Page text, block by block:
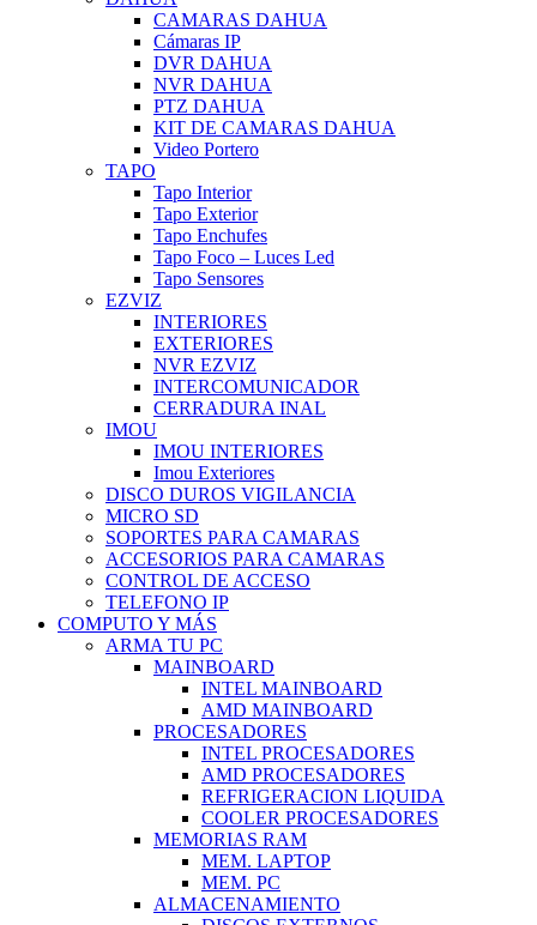
CAMARAS DAHUA
Cámaras IP
DVR DAHUA
NVR DAHUA
PTZ DAHUA
KIT DE CAMARAS DAHUA
Video Portero
TAPO
Tapo Interior
Tapo Exterior
Tapo Enchufes
Tapo Foco – Luces Led
Tapo Sensores
EZVIZ
INTERIORES
EXTERIORES
NVR EZVIZ
INTERCOMUNICADOR
CERRADURA INAL
IMOU
IMOU INTERIORES
Imou Exteriores
DISCO DUROS VIGILANCIA
MICRO SD
SOPORTES PARA CAMARAS
ACCESORIOS PARA CAMARAS
CONTROL DE ACCESO
TELEFONO IP
COMPUTO Y MÁS
ARMA TU PC
MAINBOARD
INTEL MAINBOARD
AMD MAINBOARD
PROCESADORES
INTEL PROCESADORES
AMD PROCESADORES
REFRIGERACION LIQUIDA
COOLER PROCESADORES
MEMORIAS RAM
MEM. LAPTOP
MEM. PC
ALMACENAMIENTO